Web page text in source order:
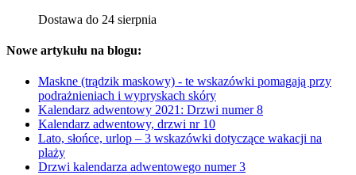
Dostawa do 24 sierpnia
Nowe artykułu na blogu:
Maskne (trądzik maskowy) - te wskazówki pomagają przy
podrażnieniach i wypryskach skóry
Kalendarz adwentowy 2021: Drzwi numer 8
Kalendarz adwentowy, drzwi nr 10
Lato, słońce, urlop – 3 wskazówki dotyczące wakacji na
plaży
Drzwi kalendarza adwentowego numer 3